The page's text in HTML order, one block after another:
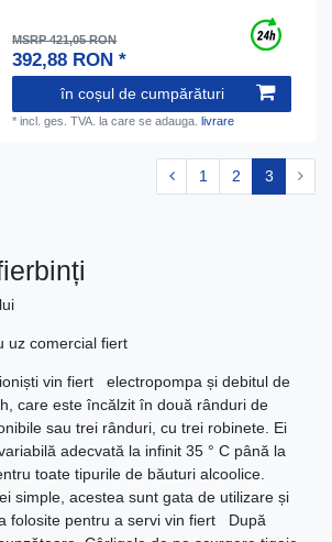
MSRP 421,05 RON
392,88 RON *
în coșul de cumpărături
*incl. ges. TVA. la care se adauga.livrare
1 2 3
uz comercial fiert
vin fiert electropompa și debitul de
care este încălzit în două rânduri de
sau trei rânduri, cu trei robinete. Ei
adecvată la infinit 35 ° C până la
toate tipurile de băuturi alcoolice.
simple, acestea sunt gata de utilizare și
folosite pentru a servi vin fiert După